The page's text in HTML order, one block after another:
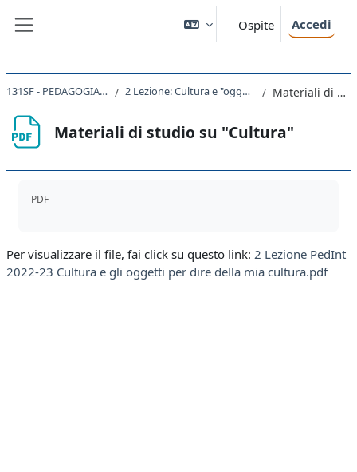
Ospite Accedi
131SF - PEDAGOGIA INTERCULTURALE 2022 2 Lezione: Cultura e "oggetti che dicono della mia cultura" Materiali di studio su "Cultura"
Materiali di studio su "Cultura"
PDF
Per visualizzare il file, fai click su questo link: 2 Lezione PedInt
2022-23 Cultura e gli oggetti per dire della mia cultura.pdf